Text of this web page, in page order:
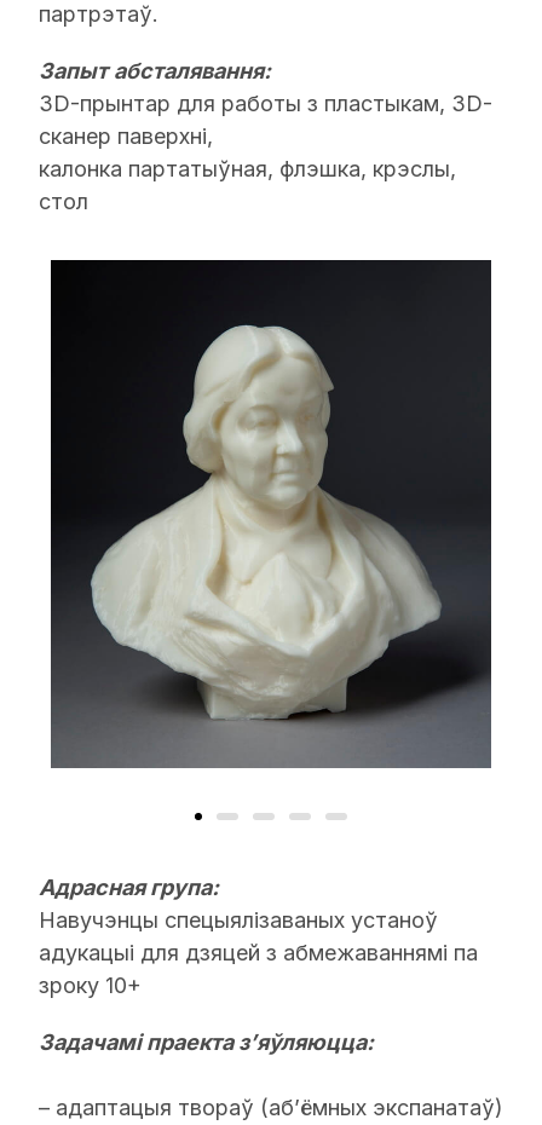
партрэтаў.
Запыт абсталявання:
3D-прынтар для работы з плаcтыкам, 3D-
сканер паверхні,
калонка партатыўная, флэшка, крэслы,
стол
Адрасная група:
Навучэнцы спецыялізаваных устаноў
адукацыі для дзяцей з абмежаваннямі па
зроку 10+
Задачамі праекта з’яўляюцца:
– адаптацыя твораў (аб’ёмных экспанатаў)